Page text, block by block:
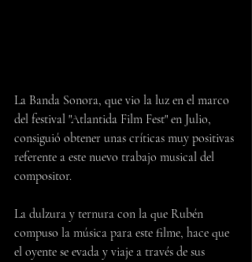
La Banda Sonora, que vio la luz en el marco
del festival "Atlantida Film Fest" en Julio,
consiguió obtener unas críticas muy positivas
referente a este nuevo trabajo musical del
compositor.
La dulzura y ternura con la que Rubén
compuso la música para este filme, hace que
el oyente se evada y viaje a través de sus